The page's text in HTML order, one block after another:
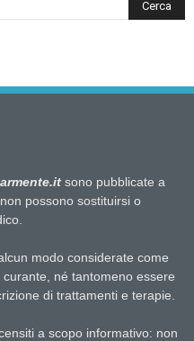
sono pubblicate a
possono sostituirsi o
modo considerate come
né tantomeno essere
di trattamenti e terapie.
a scopo informativo: non